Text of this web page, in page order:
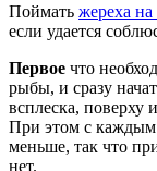
Поймать жереха на
если удается
Первое что
рыбы, и сразу
всплеска, поверху
При этом с каждым
меньше, так что
нет.